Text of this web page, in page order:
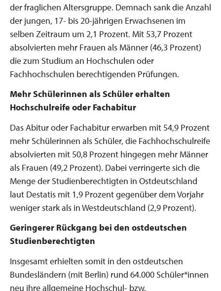
der fraglichen Altersgruppe. Demnach sank die Anzahl
der jungen, 17- bis 20-jährigen Erwachsenen im
selben Zeitraum um 2,1 Prozent. Mit 53,7 Prozent
absolvierten mehr Frauen als Männer (46,3 Prozent)
die zum Studium an Hochschulen oder
Fachhochschulen berechtigenden Prüfungen.
Mehr Schülerinnen als Schüler erhalten
Hochschulreife oder Fachabitur
Das Abitur oder Fachabitur erwarben mit 54,9 Prozent
mehr Schülerinnen als Schüler, die Fachhochschulreife
absolvierten mit 50,8 Prozent hingegen mehr Männer
als Frauen (49,2 Prozent). Dabei verringerte sich die
Menge der Studienberechtigten in Ostdeutschland
laut Destatis mit 1,9 Prozent gegenüber dem Vorjahr
weniger stark als in Westdeutschland (2,9 Prozent).
Geringerer Rückgang bei den ostdeutschen
Studienberechtigten
Insgesamt erhielten somit in den ostdeutschen
Bundesländern (mit Berlin) rund 64.000 Schüler*innen
neu ihre allgemeine Hochschul- bzw.